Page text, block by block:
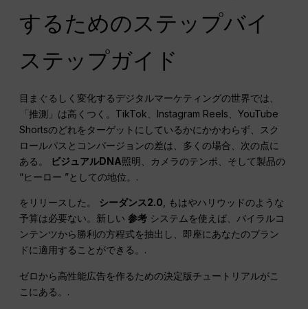
するためのステップバイ
ステップガイド
目まぐるしく変化するデジタルマーケティングの世界では、
「推測」は高くつく。TikTok、Instagram Reels、YouTube
Shortsのどれをターゲットにしているかにかかわらず、スク
ロールパスとコンバージョンの差は、多くの場合、次の点に
ある。 ビジュアルDNA照明、カメラのテンポ、そして製品の
“ヒーロー ”としての地位。.
をリリースした。 シーダンス2.0 , もはやハリウッドのような
予算は必要ない。新しい参考 システムを使えば、バイラルコ
ンテンツから勝利の方程式を抽出し、即座にあなたのブラン
ドに適用することができる。.
ゼロから高性能広告を作るための決定版チュートリアルがこ
こにある。.